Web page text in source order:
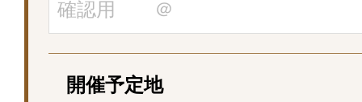
開催予定地